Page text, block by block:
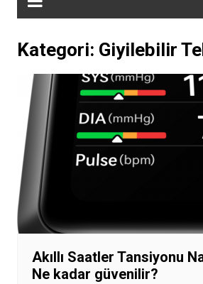
Kategori: Giyilebilir
Akıllı Saatler Tansiyonu
Ne kadar güvenilir?